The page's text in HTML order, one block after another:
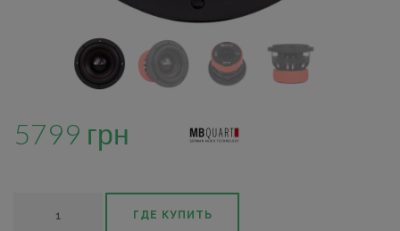
5799 грн
ГДЕ КУПИТЬ